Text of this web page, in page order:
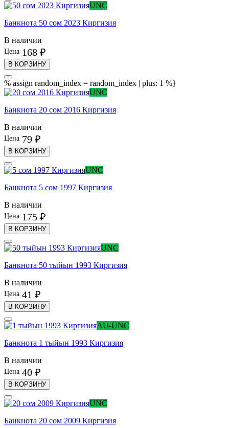
UNC
Банкнота 50 сом 2023 Киргизия
В наличии
Цена 168 ₽
В КОРЗИНУ
% assign random_index = random_index | plus: 1 %}
UNC
Банкнота 20 сом 2016 Киргизия
В наличии
Цена 79 ₽
В КОРЗИНУ
UNC
Банкнота 5 сом 1997 Киргизия
В наличии
Цена 175 ₽
В КОРЗИНУ
UNC
Банкнота 50 тыйын 1993 Киргизия
В наличии
Цена 41 ₽
В КОРЗИНУ
AU-UNC
Банкнота 1 тыйын 1993 Киргизия
В наличии
Цена 40 ₽
В КОРЗИНУ
UNC
Банкнота 20 сом 2009 Киргизия